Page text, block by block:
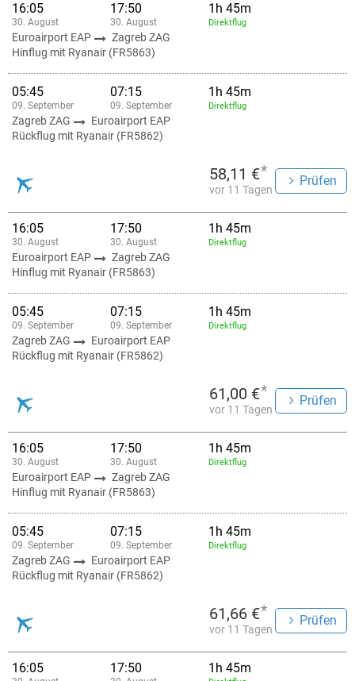
16:05
30. August
17:50
30. August
1h 45m
Direktflug
Euroairport EAP
Zagreb ZAG
Hinflug mit Ryanair (FR5863)
05:45
09. September
07:15
09. September
1h 45m
Direktflug
Zagreb ZAG
Euroairport EAP
Rückflug mit Ryanair (FR5862)
58,11 €*
vor 11 Tagen
Prüfen
16:05
30. August
17:50
30. August
1h 45m
Direktflug
Euroairport EAP
Zagreb ZAG
Hinflug mit Ryanair (FR5863)
05:45
09. September
07:15
09. September
1h 45m
Direktflug
Zagreb ZAG
Euroairport EAP
Rückflug mit Ryanair (FR5862)
61,00 €*
vor 11 Tagen
Prüfen
16:05
30. August
17:50
30. August
1h 45m
Direktflug
Euroairport EAP
Zagreb ZAG
Hinflug mit Ryanair (FR5863)
05:45
09. September
07:15
09. September
1h 45m
Direktflug
Zagreb ZAG
Euroairport EAP
Rückflug mit Ryanair (FR5862)
61,66 €*
vor 11 Tagen
Prüfen
16:05 17:50 1h 45m